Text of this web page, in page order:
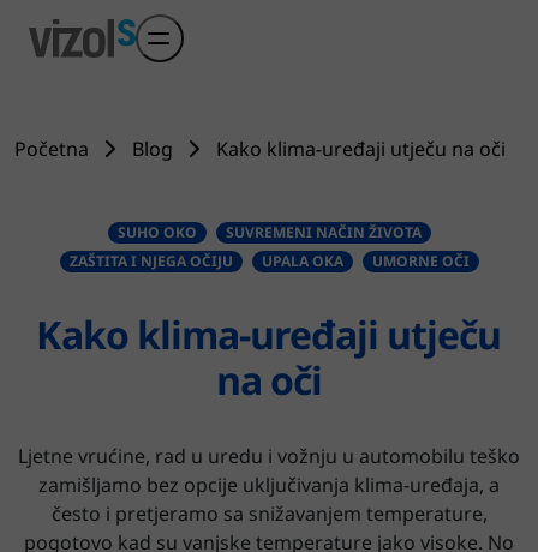
Početna Blog Kako klima-uređaji utječu na oči
SUHO OKO
SUVREMENI NAČIN ŽIVOTA
ZAŠTITA I NJEGA OČIJU
UPALA OKA UMORNE OČI
Kako klima-uređaji utječu
na oči
Ljetne vrućine, rad u uredu i vožnju u automobilu teško
zamišljamo bez opcije uključivanja klima-uređaja, a
često i pretjeramo sa snižavanjem temperature,
pogotovo kad su vanjske temperature jako visoke. No